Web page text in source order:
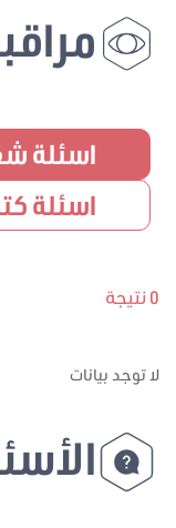
اسئلة
اسئلة
0 نتيجة
لا توجد بيانات